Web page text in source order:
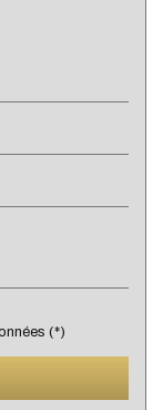
(*)